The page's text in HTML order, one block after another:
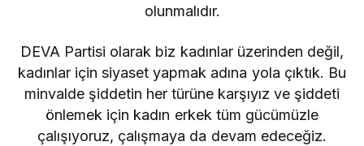
olunmalıdır.
DEVA Partisi olarak biz kadınlar üzerinden değil,
kadınlar için siyaset yapmak adına yola çıktık. Bu
minvalde şiddetin her türüne karşıyız ve şiddeti
önlemek için kadın erkek tüm gücümüzle
çalışıyoruz, çalışmaya da devam edeceğiz.